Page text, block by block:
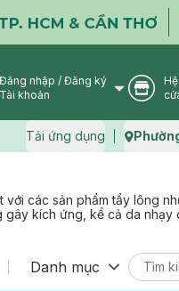
User Icon
Đăng nhập / Đăng ký
Tài khoản
Tải ứng dụng
các sản phẩm tẩy lông
gây kích ứng, kể cả da nhạy
Danh mục